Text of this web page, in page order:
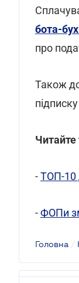
бота-
про
Також
-ТОП-10
-ФОПи
Головна /